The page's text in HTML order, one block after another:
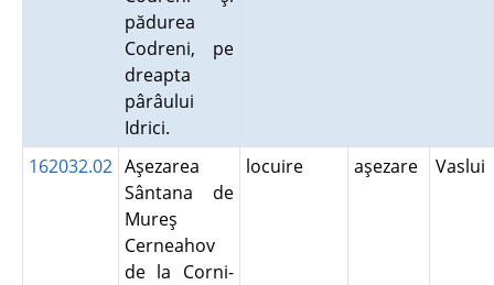
pădurea
Codreni, pe
dreapta
pârâului
Idrici.
162032.02 Aşezarea
Sântana de
Mureş
Cerneahov
de la Corni-
locuire aşezare Vaslui